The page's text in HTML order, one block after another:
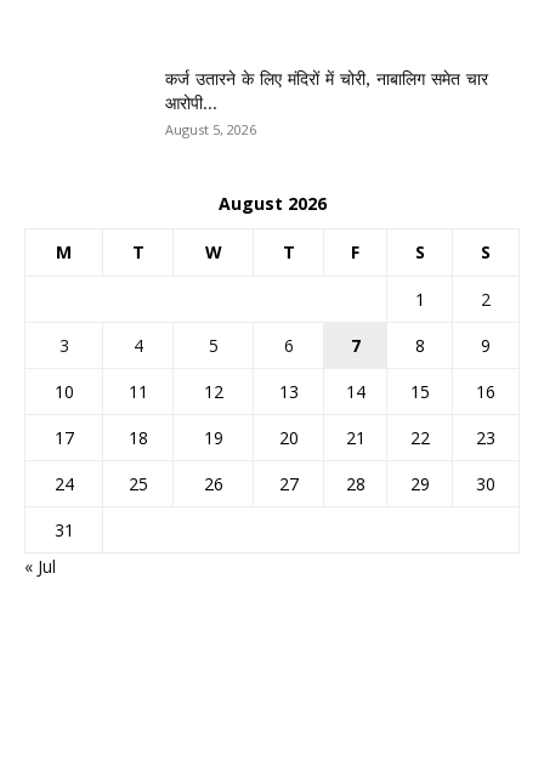
कर्ज उतारने के लिए मंदिरों में चोरी, नाबालिग समेत चार
आरोपी...
August 5, 2026
August 2026
M T W T F S S
1
2
3
4 5 6 7 8
9
10
11 12 13 14 15
16
17
18 19 20 21 22
23
24
25 26 27 28 29
30
31
« Jul